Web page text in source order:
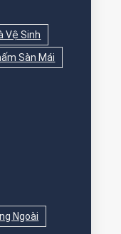
Vệ Sinh
Sàn Mái
Ngoài